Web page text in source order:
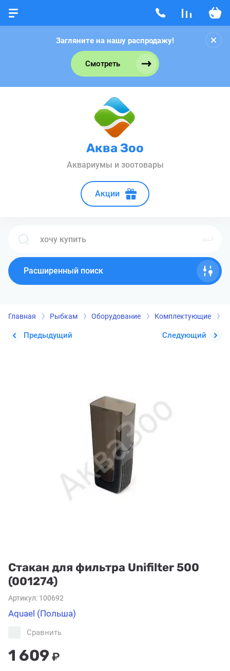
Загляните на нашу распродажу!
Смотреть
Аква Зоо
Аквариумы и зоотовары
Акции
Расширенный поиск
Главная Рыбкам Оборудование Комплектующие
Предыдущий Следующий
Стакан для фильтра Unifilter 500
(001274)
Артикул: 100692
Aquael (Польша)
1 609₽
Сравнить